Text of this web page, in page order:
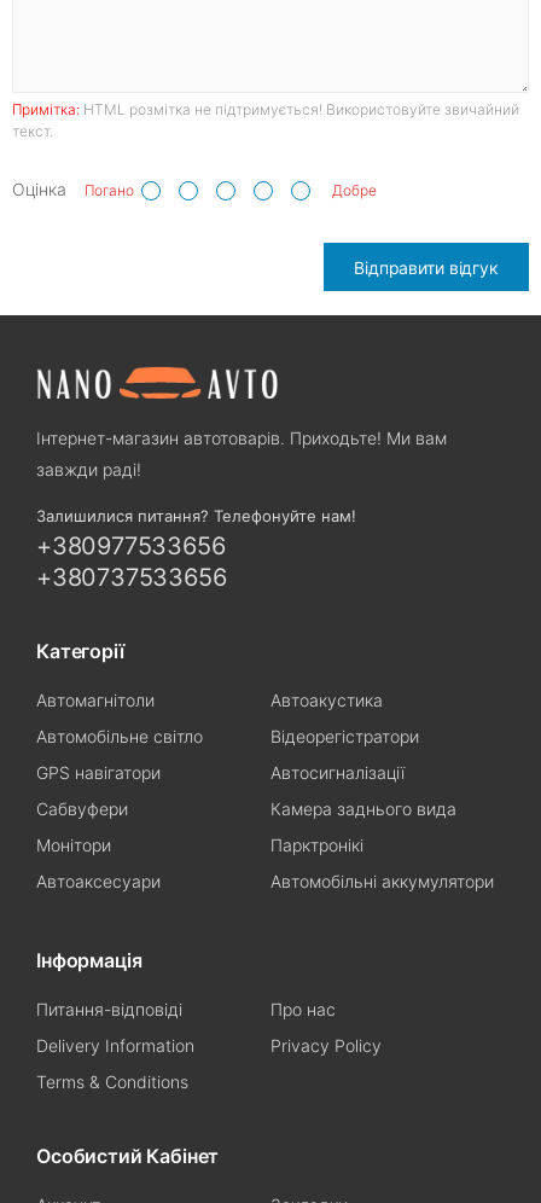
Примітка: HTML розмітка не підтримується! Використовуйте звичайний
текст.
Оцінка Погано Добре
Відправити відгук
Інтернет-магазин автотоварів. Приходьте! Ми вам
завжди раді!
Залишилися питання? Телефонуйте нам!
+380977533656
+380737533656
Категорії
Автомагнітоли
Автоакустика
Автомобільне світло
Відеорегістратори
GPS навігатори
Автосигналізації
Сабвуфери
Камера заднього вида
Монітори
Парктронікі
Автоаксесуари
Автомобільні аккумулятори
Інформація
Питання-відповіді
Про нас
Delivery Information
Privacy Policy
Terms & Conditions
Особистий Кабінет